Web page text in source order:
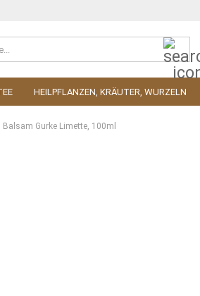
HEILPFLANZEN, KRÄUTER, WURZELN
Balsam Gurke Limette, 100ml